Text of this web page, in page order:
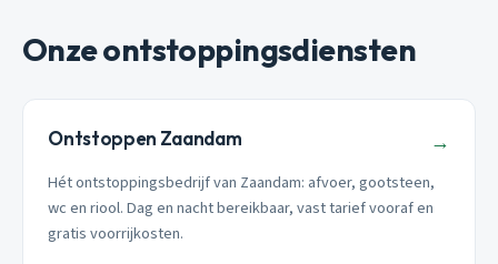
Onze ontstoppingsdiensten
Ontstoppen Zaandam →
Hét ontstoppingsbedrijf van Zaandam: afvoer, gootsteen,
wc en riool. Dag en nacht bereikbaar, vast tarief vooraf en
gratis voorrijkosten.